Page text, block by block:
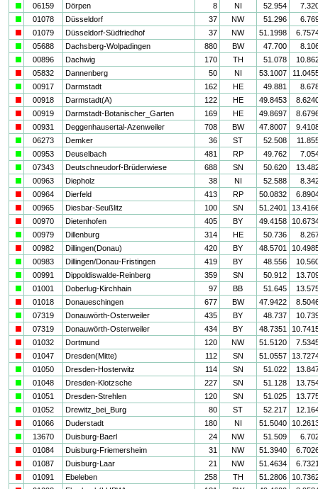
06159 Dörpen 8 NI 52.954
01078 Düsseldorf 37 NW 51.296
01079 Düsseldorf-Südfriedhof 37 NW 51.1998
05688 Dachsberg-Wolpadingen 880 BW 47.700
00896 Dachwig 170 TH 51.078
05832 Dannenberg 50 NI 53.1007
00917 Darmstadt 162 HE 49.881
00918 Darmstadt(A) 122 HE 49.8453
00919 Darmstadt-Botanischer_Garten 169 HE 49.8697
00931 Deggenhausertal-Azenweiler 708 BW 47.8007
06273 Demker 36 ST 52.508
00953 Deuselbach 481 RP 49.762
07343 Deutschneudorf-Brüderwiese 688 SN 50.620
00963 Diepholz 38 NI 52.588
00964 Dierfeld 413 RP 50.0832
00965 Diesbar-Seußlitz 100 SN 51.2401
00970 Dietenhofen 405 BY 49.4158
00979 Dillenburg 314 HE 50.736
00982 Dillingen(Donau) 420 BY 48.5701
00983 Dillingen/Donau-Fristingen 419 BY 48.556
00991 Dippoldiswalde-Reinberg 359 SN 50.912
01001 Doberlug-Kirchhain 97 BB 51.645
01018 Donaueschingen 677 BW 47.9422
07319 Donauwörth-Osterweiler 435 BY 48.737
07319 Donauwörth-Osterweiler 434 BY 48.7351
01032 Dortmund 120 NW 51.5120
01047 Dresden(Mitte) 112 SN 51.0557
01050 Dresden-Hosterwitz 114 SN 51.022
01048 Dresden-Klotzsche 227 SN 51.128
01051 Dresden-Strehlen 120 SN 51.025
01052 Drewitz_bei_Burg 80 ST 52.217
01066 Duderstadt 180 NI 51.5040
13670 Duisburg-Baerl 24 NW 51.509
01084 Duisburg-Friemersheim 31 NW 51.3940
01087 Duisburg-Laar 21 NW 51.4634
01091 Ebeleben 258 TH 51.2806